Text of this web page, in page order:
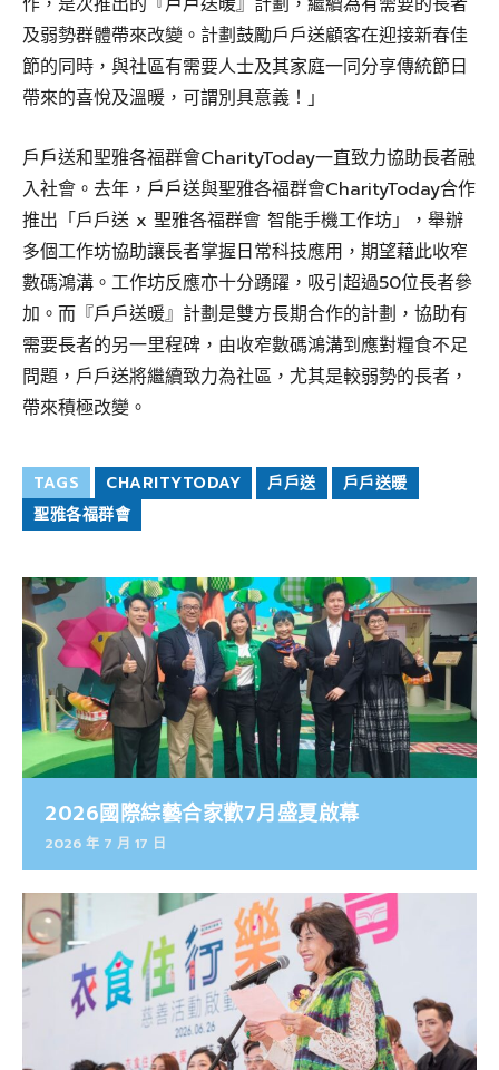
及弱勢群體帶來改變。計劃鼓勵戶戶送顧客在迎接新春佳
節的同時，與社區有需要人士及其家庭一同分享傳統節日
帶來的喜悅及溫暖，可謂別具意義！」
戶戶送和聖雅各福群會CharityToday一直致力協助長者融
入社會。去年，戶戶送與聖雅各福群會CharityToday合作
推出「戶戶送 x 聖雅各福群會 智能手機工作坊」，舉辦
多個工作坊協助讓長者掌握日常科技應用，期望藉此收窄
數碼鴻溝。工作坊反應亦十分踴躍，吸引超過50位長者參
加。而『戶戶送暖』計劃是雙方長期合作的計劃，協助有
需要長者的另一里程碑，由收窄數碼鴻溝到應對糧食不足
問題，戶戶送將繼續致力為社區，尤其是較弱勢的長者，
帶來積極改變。
TAGS CHARITYTODAY 戶戶送
戶戶送暖
聖雅各福群會
2026國際綜藝合家歡7月盛夏啟幕
2026 年 7 月 17 日